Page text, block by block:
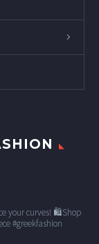
your curves! 🛍Shop
#greekfashion